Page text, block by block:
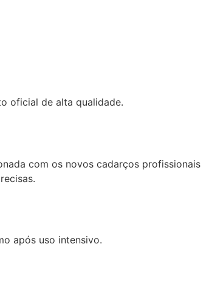
oficial de alta qualidade.
com os novos cadarços profissionais
após uso intensivo.